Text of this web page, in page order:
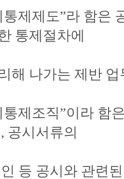
제제도”라 함은
통제절차에
해 나가는 제반
제조직”이라 함
공시서류의
등 공시와 관련